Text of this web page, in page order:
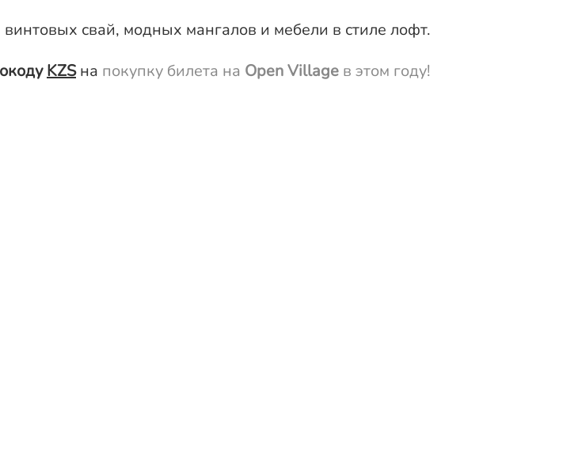
свай, модных мангалов и мебели в стиле лофт.
KZSна покупку билета на Open Village в этом году!